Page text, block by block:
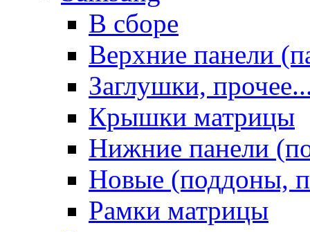
В сборе
Верхние панели
Заглушки,
Крышки матрицы
Нижние панели
Новые (поддоны,
Рамки матрицы